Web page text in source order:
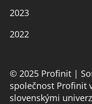
2023
2022
© 2025 Profinit |
společnost Profinit
slovenskými